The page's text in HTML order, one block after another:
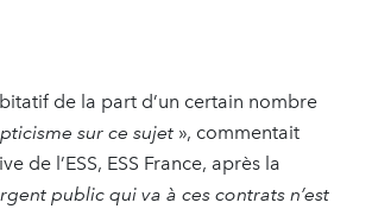
de la part d’un certain nombre
sur ce sujet », commentait
de l’ESS, ESS France, après la
public qui va à ces contrats n’est